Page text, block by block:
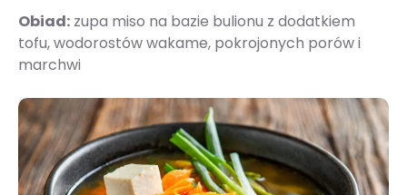
Obiad: zupa miso na bazie bulionu z dodatkiem
tofu, wodorostów wakame, pokrojonych porów i
marchwi